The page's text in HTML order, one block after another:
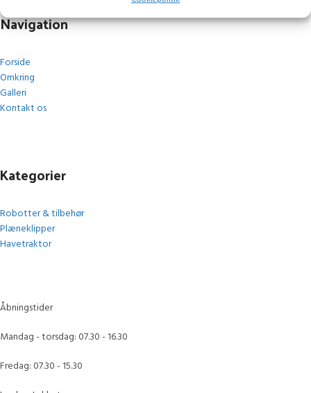
Navigation
Forside
Omkring
Galleri
Kontakt os
Kategorier
Robotter & tilbehør
Plæneklipper
Havetraktor
Åbningstider
Mandag - torsdag: 07.30 - 16.30
Fredag: 07.30 - 15.30